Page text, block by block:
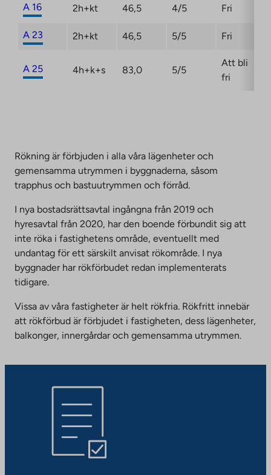
A 16 2h+kt 46,5 4/5 Fri
A 23 2h+kt 46,5 5/5 Fri
A 25 4h+k+s 83,0 5/5
Att bli
fri
Rökning är förbjuden i alla våra lägenheter och
gemensamma utrymmen i byggnaderna, såsom
trapphus och bastuutrymmen och förråd.
I nya bostadsrättsavtal ingångna från 2019 och
hyresavtal från 2020, har den boende förbundit sig att
inte röka i fastighetens område, eventuellt med
undantag för ett särskilt anvisat rökområde. I nya
byggnader har rökförbudet redan implementerats
tidigare.
Vissa av våra fastigheter är helt rökfria. Rökfritt innebär
att rökförbud är förbjudet i fastigheten, dess lägenheter,
balkonger, innergårdar och gemensamma utrymmen.